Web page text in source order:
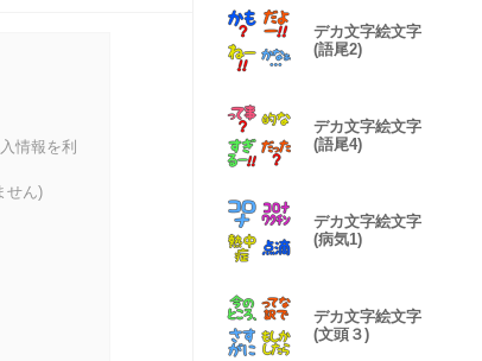
情報を利
せん)
デカ文字絵文字
(語尾2)
デカ文字絵文字
(語尾4)
デカ文字絵文字
(病気1)
デカ文字絵文字
(文頭３)